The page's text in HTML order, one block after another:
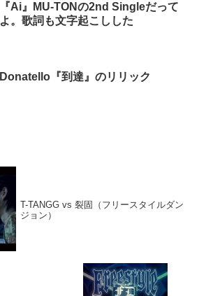
『Ai』MU-TONの2nd Singleだって
よ。歌詞も文字起こしした
Donatello『到達』のリリック
T-TANGG vs 裂固（フリースタイルダン
ジョン）